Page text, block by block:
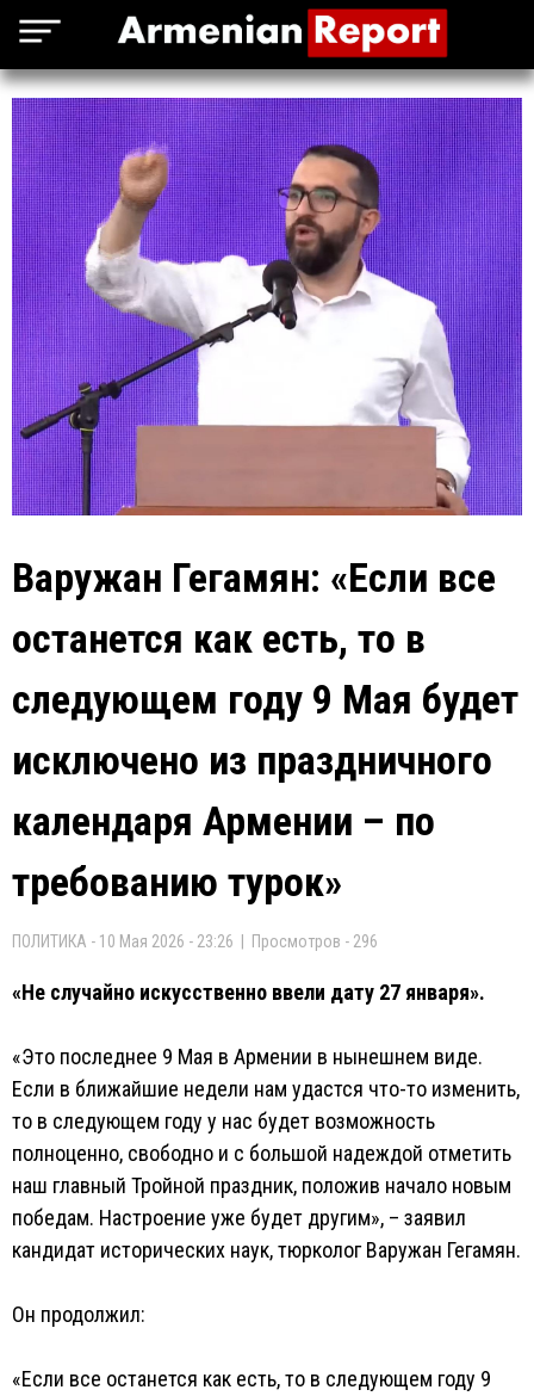
Варужан Гегамян: «Если все
останется как есть, то в
следующем году 9 Мая будет
исключено из праздничного
календаря Армении – по
требованию турок»
ПОЛИТИКА - 10 Мая 2026 - 23:26 | Просмотров - 296
«Не случайно искусственно ввели дату 27 января».
«Это последнее 9 Мая в Армении в нынешнем виде.
Если в ближайшие недели нам удастся что-то изменить,
то в следующем году у нас будет возможность
полноценно, свободно и с большой надеждой отметить
наш главный Тройной праздник, положив начало новым
победам. Настроение уже будет другим», – заявил
кандидат исторических наук, тюрколог Варужан Гегамян.
Он продолжил:
«Если все останется как есть, то в следующем году 9